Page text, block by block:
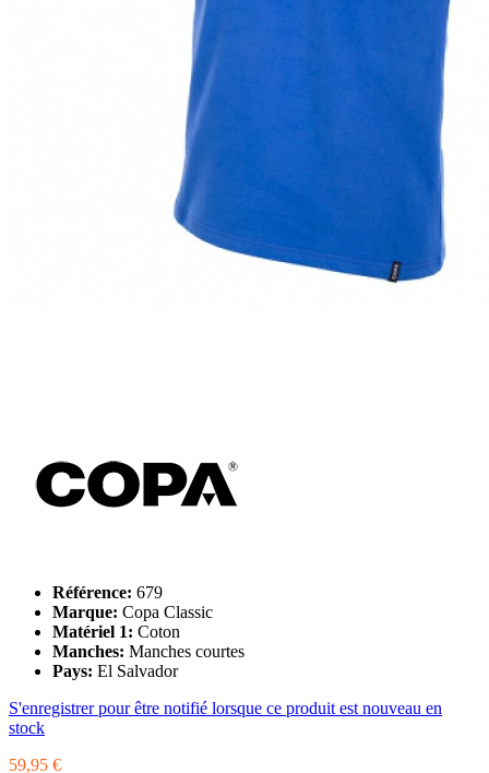
Référence: 679
Marque: Copa Classic
Matériel 1: Coton
Manches: Manches courtes
Pays: El Salvador
S'enregistrer pour être notifié lorsque ce produit est nouveau en
stock
59,95 €